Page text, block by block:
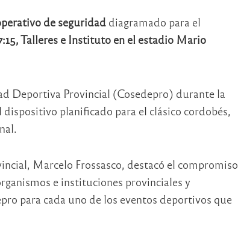
de seguridaddiagramado para el
Talleres e Instituto en el estadio Mario
Deportiva Provincial (Cosedepro) durante la
planificado para el clásico cordobés,
Marcelo Frossasco, destacó el compromiso
e instituciones provinciales y
para cada uno de los eventos deportivos que